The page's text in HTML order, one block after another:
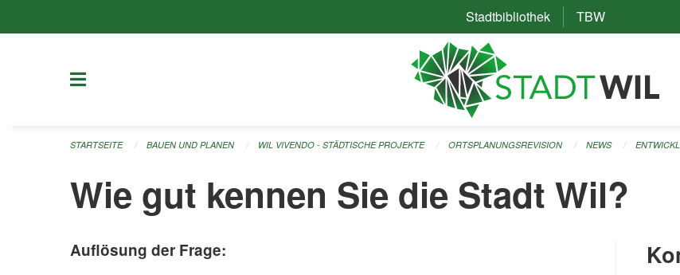
Stadtbibliothek(External Link)
TBW(External Link)
STARTSEITE BAUEN UND PLANEN WIL VIVENDO - STÄDTISCHE PROJEKTE ORTSPLANUNGSREVISION NEWS
Wie gut kennen Sie die Stadt Wil?
Auflösung der Frage: